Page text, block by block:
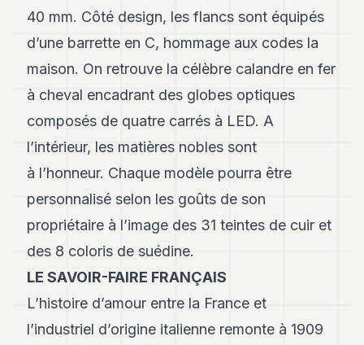
40 mm. Côté design, les flancs sont équipés
d’une barrette en C, hommage aux codes la
maison. On retrouve la célèbre calandre en fer
à cheval encadrant des globes optiques
composés de quatre carrés à LED. A
l’intérieur, les matières nobles sont
à l’honneur. Chaque modèle pourra être
personnalisé selon les goûts de son
propriétaire à l’image des 31 teintes de cuir et
des 8 coloris de suédine.
LE SAVOIR-FAIRE FRANÇAIS
L’histoire d’amour entre la France et
l’industriel d’origine italienne remonte à 1909